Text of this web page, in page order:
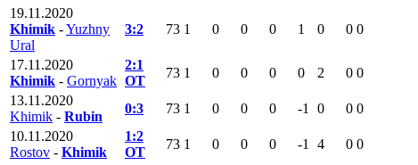
19.11.2020
Khimik -Yuzhny
Ural
3:2 73 1 0 0 0 1 0 0 0
17.11.2020
Khimik - Gornyak
2:1
ОТ
73 1 0 0 0 0 2 0 0
13.11.2020
Khimik - Rubin
0:3 73 1 0 0 0 -1 0 0 0
10.11.2020
Rostov - Khimik
1:2
ОТ
73 1 0 0 0 -1 4 0 0